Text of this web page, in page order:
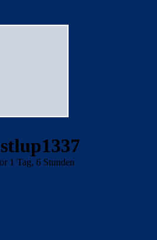
1 Tag, 6 Stunden